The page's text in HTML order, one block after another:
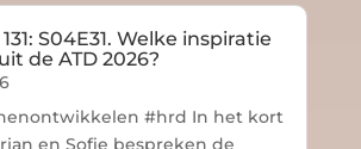
S04E31. Welke inspiratie
de ATD 2026?
#hrd In het kort
en Sofie bespreken de